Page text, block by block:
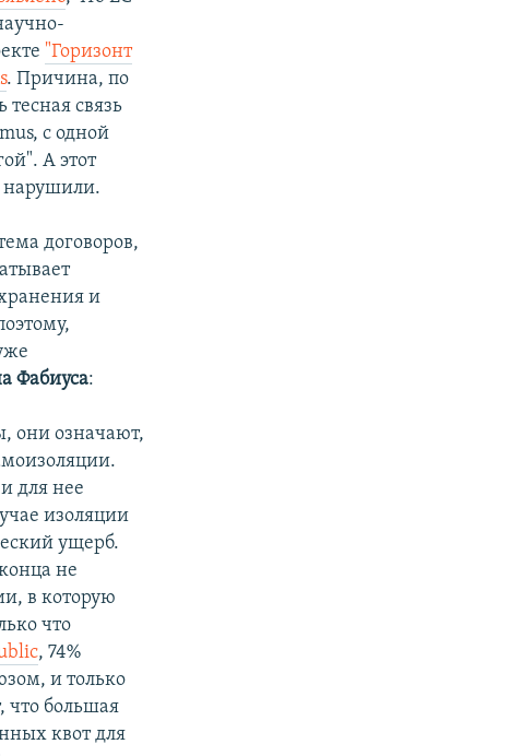
"Горизонт
. Причина, по
связь
с одной
А этот
договоров,
и
Фабиуса:
они означают,
для нее
изоляции
ущерб.
не
в которую
что
, 74%
и только
что большая
квот для